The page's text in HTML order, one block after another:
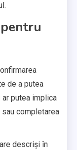
de a putea
putea implica
completarea
descriși în